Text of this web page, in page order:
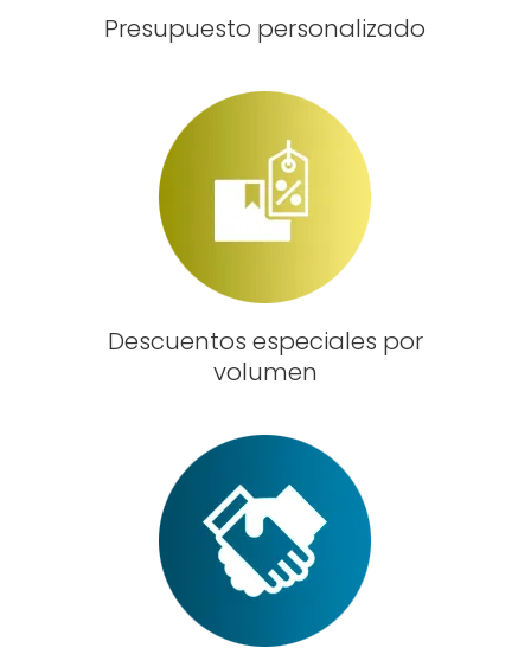
Presupuesto personalizado
Descuentos especiales por
volumen